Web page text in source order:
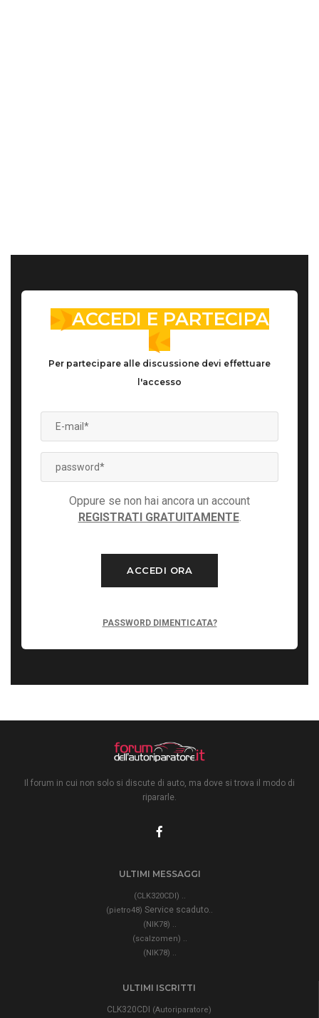
ACCEDI E PARTECIPA
Per partecipare alle discussione devi effettuare
l'accesso
Oppure se non hai ancora un account
REGISTRATI GRATUITAMENTE.
ACCEDI ORA
PASSWORD DIMENTICATA?
Il forum in cui non solo si discute di auto, ma dove si trova il modo di
ripararle.
ULTIMI MESSAGGI
(CLK320CDI) ..
(pietro48) Service scaduto..
(NIK78) ..
(scalzomen) ..
(NIK78) ..
ULTIMI ISCRITTI
CLK320CDI (Autoriparatore)